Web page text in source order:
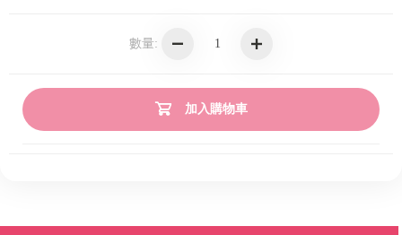
數量:
加入購物車